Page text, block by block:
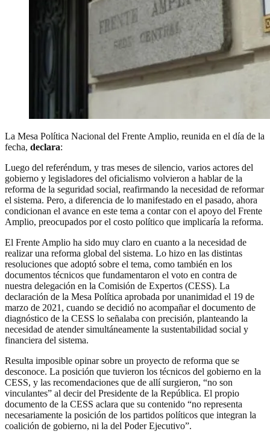
La Mesa Política Nacional del Frente Amplio, reunida en el día de la
fecha, declara:
Luego del referéndum, y tras meses de silencio, varios actores del
gobierno y legisladores del oficialismo volvieron a hablar de la
reforma de la seguridad social, reafirmando la necesidad de reformar
el sistema. Pero, a diferencia de lo manifestado en el pasado, ahora
condicionan el avance en este tema a contar con el apoyo del Frente
Amplio, preocupados por el costo político que implicaría la reforma.
El Frente Amplio ha sido muy claro en cuanto a la necesidad de
realizar una reforma global del sistema. Lo hizo en las distintas
resoluciones que adoptó sobre el tema, como también en los
documentos técnicos que fundamentaron el voto en contra de
nuestra delegación en la Comisión de Expertos (CESS). La
declaración de la Mesa Política aprobada por unanimidad el 19 de
marzo de 2021, cuando se decidió no acompañar el documento de
diagnóstico de la CESS lo señalaba con precisión, planteando la
necesidad de atender simultáneamente la sustentabilidad social y
financiera del sistema.
Resulta imposible opinar sobre un proyecto de reforma que se
desconoce. La posición que tuvieron los técnicos del gobierno en la
CESS, y las recomendaciones que de allí surgieron, “no son
vinculantes” al decir del Presidente de la República. El propio
documento de la CESS aclara que su contenido “no representa
necesariamente la posición de los partidos políticos que integran la
coalición de gobierno, ni la del Poder Ejecutivo”.